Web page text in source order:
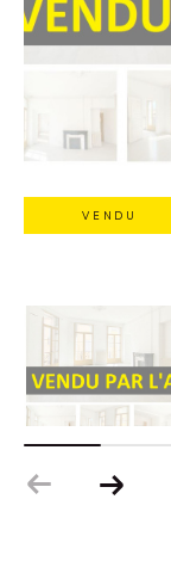
VENDU